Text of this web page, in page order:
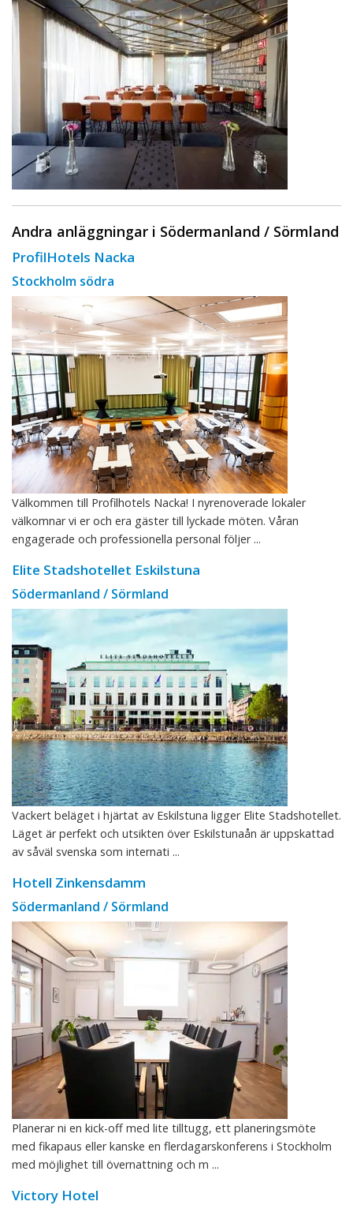
Andra anläggningar i Södermanland / Sörmland
ProfilHotels Nacka
Stockholm södra
Välkommen till Profilhotels Nacka! I nyrenoverade lokaler
välkomnar vi er och era gäster till lyckade möten. Våran
engagerade och professionella personal följer ...
Elite Stadshotellet Eskilstuna
Södermanland / Sörmland
Vackert beläget i hjärtat av Eskilstuna ligger Elite Stadshotellet.
Läget är perfekt och utsikten över Eskilstunaån är uppskattad
av såväl svenska som internati ...
Hotell Zinkensdamm
Södermanland / Sörmland
Planerar ni en kick-off med lite tilltugg, ett planeringsmöte
med fikapaus eller kanske en flerdagarskonferens i Stockholm
med möjlighet till övernattning och m ...
Victory Hotel